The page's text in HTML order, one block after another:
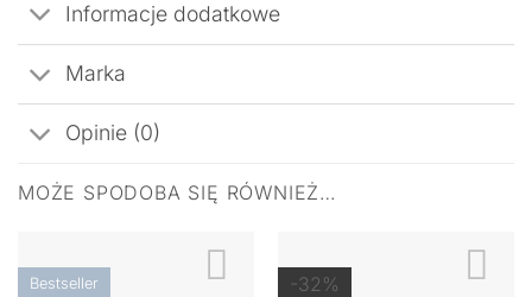
Informacje dodatkowe
Marka
Opinie (0)
MOŻE SPODOBA SIĘ RÓWNIEŻ…
Bestseller -32%